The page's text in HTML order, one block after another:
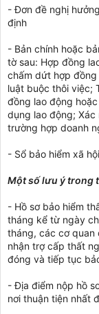
- Đơn đề nghị
định
- Bản chính hoặc
tờ sau: Hợp đồng
chấm dứt hợp
luật buộc thôi việc;
đồng lao động
dụng lao động;
trường hợp doanh
- Sổ bảo hiểm xã
Một số lưu ý trong
- Hồ sơ bảo hiểm
tháng kể từ ngày
tháng, các cơ quan
nhận trợ cấp thất
đóng và tiếp tục
- Địa điểm nộp hồ
nơi thuận tiện nhất